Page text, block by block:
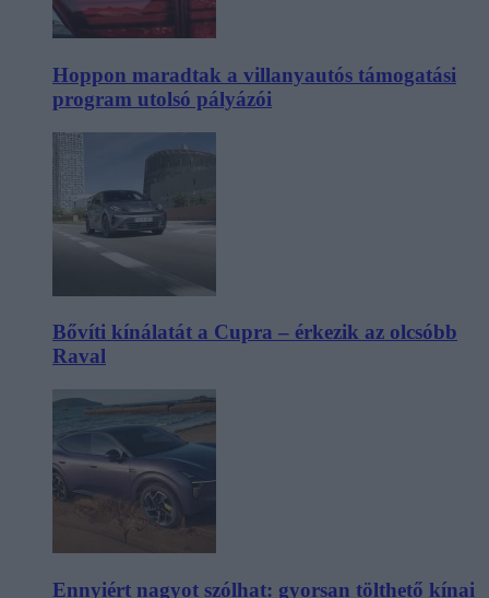
Hoppon maradtak a villanyautós támogatási
program utolsó pályázói
Bővíti kínálatát a Cupra – érkezik az olcsóbb
Raval
Ennyiért nagyot szólhat: gyorsan tölthető kínai